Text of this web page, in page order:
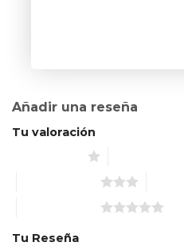
Añadir una reseña
Tu valoración
Tu Reseña